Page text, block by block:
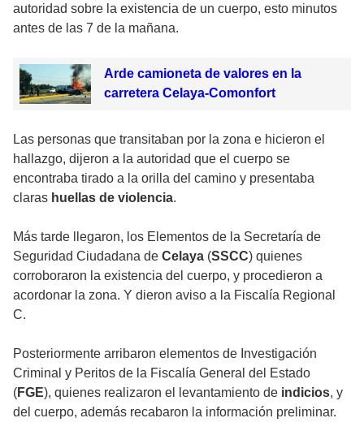
autoridad sobre la existencia de un cuerpo, esto minutos
antes de las 7 de la mañana.
Arde camioneta de valores en la
carretera Celaya-Comonfort
Las personas que transitaban por la zona e hicieron el
hallazgo, dijeron a la autoridad que el cuerpo se
encontraba tirado a la orilla del camino y presentaba
claras huellas de violencia.
Más tarde llegaron, los Elementos de la Secretaría de
Seguridad Ciudadana de Celaya (SSCC) quienes
corroboraron la existencia del cuerpo, y procedieron a
acordonar la zona. Y dieron aviso a la Fiscalía Regional
C.
Posteriormente arribaron elementos de Investigación
Criminal y Peritos de la Fiscalía General del Estado
(FGE), quienes realizaron el levantamiento de indicios, y
del cuerpo, además recabaron la información preliminar.